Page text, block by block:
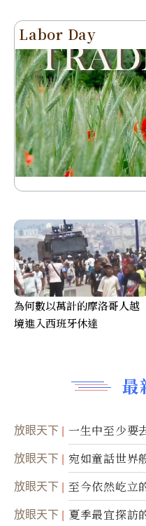
Labor Day
最
放眼天下 一生中至少要
放眼天下 宛如童話世界
放眼天下 至今依然屹立
放眼天下 夏季最宜探訪
為何數以萬計的摩洛哥人越
境進入西班牙休達